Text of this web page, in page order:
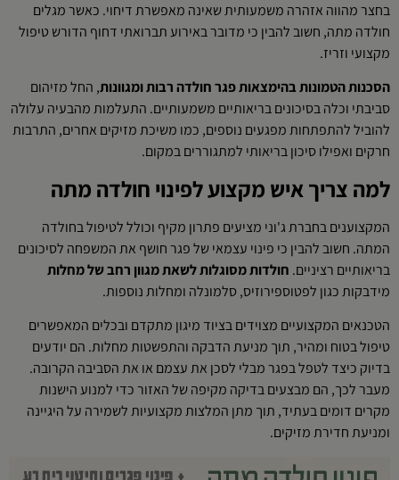
בחצר מהווה אזהרה משמעותית שאינה מאפשרת דיחוי. כאשר מגלים
חולדה מתה, חשוב להבין כי מדובר באירוע תברואתי דחוף הדורש טיפול
מקצועי וזריז.
הסכנות הטמונות בהימצאות פגר חולדה רבות ומגוונות, החל מזיהום
סביבתי וכלה בסיכונים בריאותיים משמעותיים. התעלמות מהבעיה עלולה
להוביל להתפתחות מפגעים נוספים, כמו משיכת מזיקים אחרים, התרבות
חרקים ואפילו סיכון בריאותי למתגוררים במקום.
למה צריך איש מקצוע לפינוי חולדה מתה
המקצוענים בחברת ג'וני מציעים פתרון מקיף וכולל לטיפול בחולדה
המתה. חשוב להבין כי פינוי עצמאי של פגר חושף את המשפחה לסיכונים
בריאותיים רציניים. חולדות מסוגלות לשאת מגוון רחב של מחלות
מידבקות כגון לפטוספירוזיס, סלמונלה ומחלות נוספות.
הטכנאים המקצועיים מצוידים בציוד מיגון מתקדם ובכלים המאפשרים
טיפול בטוח ומהיר, תוך מניעת הדבקה והתפשטות מחלות. הם יודעים
בדיוק כיצד לטפל בפגר מבלי לסכן את עצמם או את הסביבה הקרובה.
מעבר לכך, הם מבצעים בדיקה מקיפה של האזור כדי למנוע הישנות
מקרים דומים בעתיד, תוך מתן המלצות מקצועיות לשמירה על היגיינה
ומניעת חדירת מזיקים.